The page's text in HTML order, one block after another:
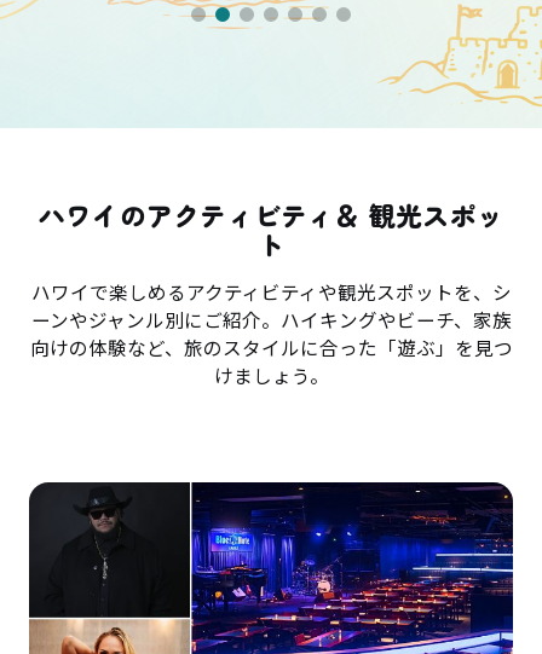
ハワイのアクティビティ＆ 観光スポッ
ト
ハワイで楽しめるアクティビティや観光スポットを、シ
ーンやジャンル別にご紹介。ハイキングやビーチ、家族
向けの体験など、旅のスタイルに合った「遊ぶ」を見つ
けましょう。